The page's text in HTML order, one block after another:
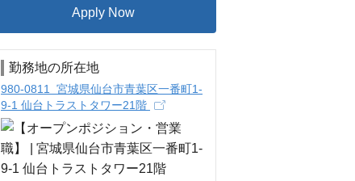
Apply Now
勤務地の所在地
980-0811 宮城県仙台市青葉区一番町1-
9-1 仙台トラストタワー21階